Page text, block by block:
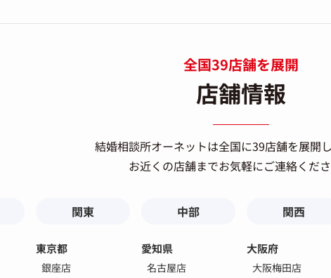
全国39店舗を展開
店舗情報
結婚相談所オーネットは全国に39店舗を展開し
お近くの店舗までお気軽にご連絡くださ
関東
東京都
銀座店
中部
愛知県
名古屋店
関西
大阪府
大阪梅田店